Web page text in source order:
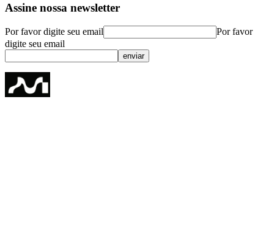
Assine nossa newsletter
Por favor digite seu email
Por favor
digite seu email
enviar